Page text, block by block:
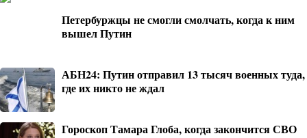
Петербуржцы не смогли смолчать, когда к ним
вышел Путин
АБН24: Путин отправил 13 тысяч военных туда,
где их никто не ждал
Гороскоп Тамара Глоба, когда закончится СВО